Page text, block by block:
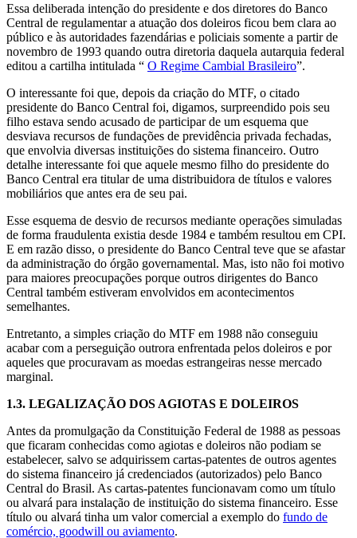
Essa deliberada intenção do presidente e dos diretores do Banco
Central de regulamentar a atuação dos doleiros ficou bem clara ao
público e às autoridades fazendárias e policiais somente a partir de
novembro de 1993 quando outra diretoria daquela autarquia federal
editou a cartilha intitulada “ O Regime Cambial Brasileiro”.
O interessante foi que, depois da criação do MTF, o citado
presidente do Banco Central foi, digamos, surpreendido pois seu
filho estava sendo acusado de participar de um esquema que
desviava recursos de fundações de previdência privada fechadas,
que envolvia diversas instituições do sistema financeiro. Outro
detalhe interessante foi que aquele mesmo filho do presidente do
Banco Central era titular de uma distribuidora de títulos e valores
mobiliários que antes era de seu pai.
Esse esquema de desvio de recursos mediante operações simuladas
de forma fraudulenta existia desde 1984 e também resultou em CPI.
E em razão disso, o presidente do Banco Central teve que se afastar
da administração do órgão governamental. Mas, isto não foi motivo
para maiores preocupações porque outros dirigentes do Banco
Central também estiveram envolvidos em acontecimentos
semelhantes.
Entretanto, a simples criação do MTF em 1988 não conseguiu
acabar com a perseguição outrora enfrentada pelos doleiros e por
aqueles que procuravam as moedas estrangeiras nesse mercado
marginal.
1.3. LEGALIZAÇÃO DOS AGIOTAS E DOLEIROS
Antes da promulgação da Constituição Federal de 1988 as pessoas
que ficaram conhecidas como agiotas e doleiros não podiam se
estabelecer, salvo se adquirissem cartas-patentes de outros agentes
do sistema financeiro já credenciados (autorizados) pelo Banco
Central do Brasil. As cartas-patentes funcionavam como um título
ou alvará para instalação de instituição do sistema financeiro. Esse
título ou alvará tinha um valor comercial a exemplo do fundo de
comércio, goodwill ou aviamento.